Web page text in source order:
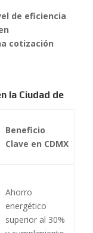
de eficiencia
cotización
la Ciudad de
Beneficio
Clave en CDMX
Ahorro
energético
superior al 30%